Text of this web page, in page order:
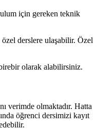
için gereken teknik
derslere ulaşabilir. Özel
olarak alabilirsiniz.
verimde olmaktadır. Hatta
öğrenci dersimizi kayıt